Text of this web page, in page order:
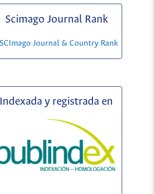
Scimago Journal Rank
Indexada y registrada en